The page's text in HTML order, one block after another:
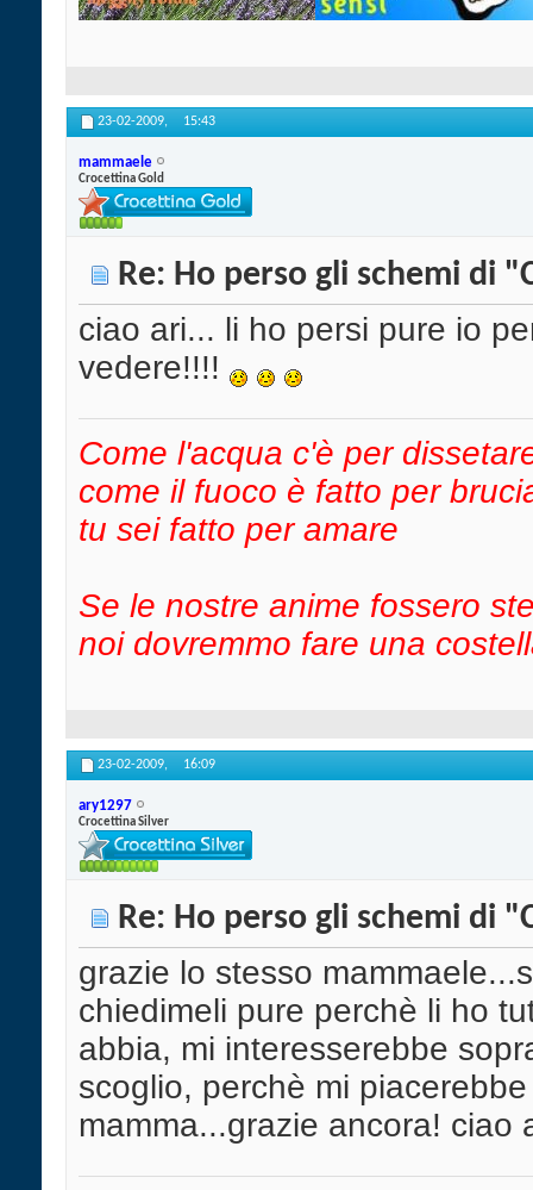
23-02-2009, 15:43
mammaele
Crocettina Gold
Re: Ho perso gli schemi di
ciao ari... li ho persi pure io
vedere!!!!
Come l'acqua c'è per
come il fuoco è fatto per
tu sei fatto per amare
Se le nostre anime fossero
noi dovremmo fare una
23-02-2009, 16:09
ary1297
Crocettina Silver
Re: Ho perso gli schemi di
grazie lo stesso
chiedimeli pure perchè li ho
abbia, mi interesserebbe
scoglio, perchè mi
mamma...grazie ancora! ciao